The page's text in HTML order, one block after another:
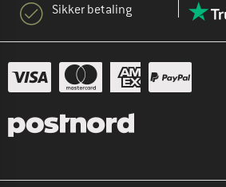
Sikker betaling